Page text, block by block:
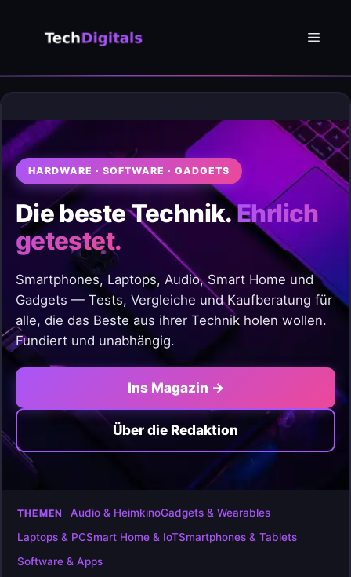
Menü
HARDWARE · SOFTWARE · GADGETS
Die beste Technik.Ehrlich
getestet.
Smartphones, Laptops, Audio, Smart Home und
Gadgets — Tests, Vergleiche und Kaufberatung für
alle, die das Beste aus ihrer Technik holen wollen.
Fundiert und unabhängig.
Ins Magazin →
Über die Redaktion
THEMEN Audio & HeimkinoGadgets & Wearables
Laptops & PCSmart Home & IoTSmartphones & Tablets
Software & Apps